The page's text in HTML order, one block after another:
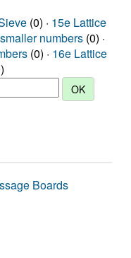
(0) · 15e Lattice
numbers (0) ·
(0) · 16e Lattice
Boards